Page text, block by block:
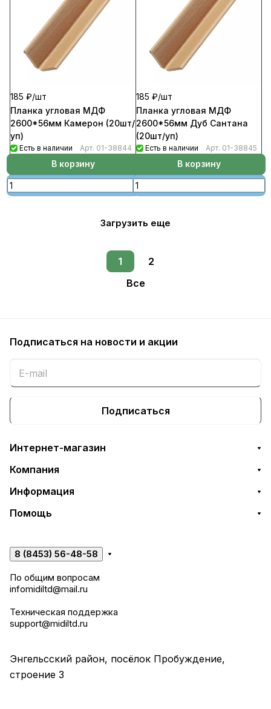
185 ₽/шт
Планка угловая МДФ
2600*56мм Камерон (20шт/
уп)
Есть в наличии Арт. 01-38844
В корзину
185 ₽/шт
Планка угловая МДФ
2600*56мм Дуб Сантана
(20шт/уп)
Есть в наличии Арт. 01-38845
В корзину
Загрузить еще
1
2
Все
Подписаться на новости и акции
Подписаться
Интернет-магазин
Компания
Информация
Помощь
8 (8453) 56-48-58
По общим вопросам
infomidiltd@mail.ru
Техническая поддержка
support@midiltd.ru
Энгельсский район, посёлок Пробуждение,
строение 3